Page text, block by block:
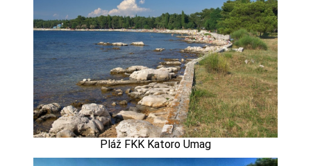
Pláž FKK Katoro Umag